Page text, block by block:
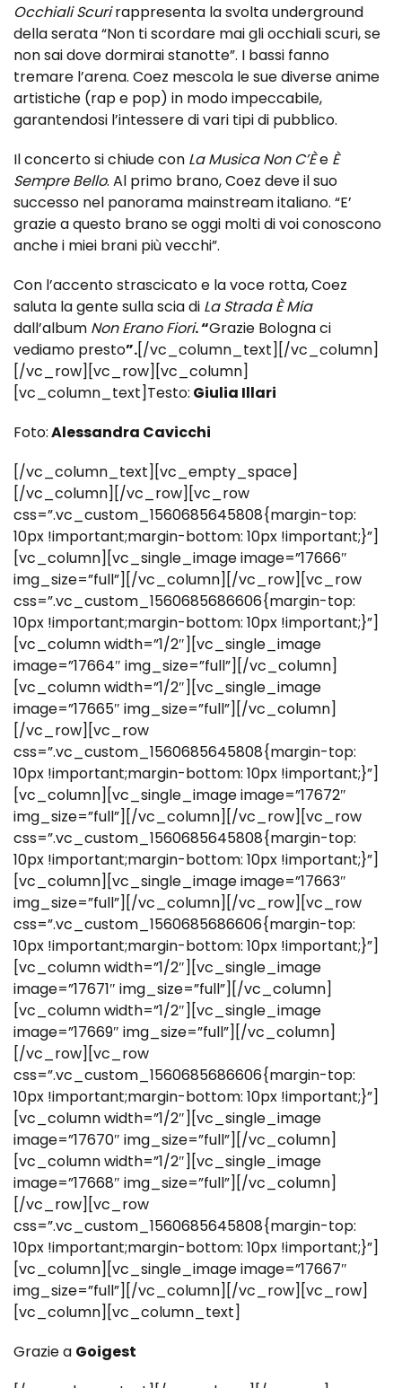
Occhiali Scurirappresenta la svolta underground
della serata “Non ti scordare mai gli occhiali scuri, se
non sai dove dormirai stanotte”. I bassi fanno
tremare l’arena. Coez mescola le sue diverse anime
artistiche (rap e pop) in modo impeccabile,
garantendosi l’intessere di vari tipi di pubblico.
Il concerto si chiude con La Musica Non C’Èe È
Sempre Bello. Al primo brano, Coez deve il suo
successo nel panorama mainstream italiano. “E’
grazie a questo brano se oggi molti di voi conoscono
anche i miei brani più vecchi”.
Con l’accento strascicato e la voce rotta, Coez
saluta la gente sulla scia di La Strada È Mia
dall’album Non Erano Fiori. “Grazie Bologna ci
vediamo presto”.[/vc_column_text][/vc_column]
[/vc_row][vc_row][vc_column]
[vc_column_text]Testo: Giulia Illari
Foto:Alessandra Cavicchi
[/vc_column_text][vc_empty_space]
[/vc_column][/vc_row][vc_row
css=”.vc_custom_1560685645808{margin-top:
10px !important;margin-bottom: 10px !important;}”]
[vc_column][vc_single_image image=”17666″
img_size=”full”][/vc_column][/vc_row][vc_row
css=”.vc_custom_1560685686606{margin-top:
10px !important;margin-bottom: 10px !important;}”]
[vc_column width=”1/2″][vc_single_image
image=”17664″ img_size=”full”][/vc_column]
[vc_column width=”1/2″][vc_single_image
image=”17665″ img_size=”full”][/vc_column]
[/vc_row][vc_row
css=”.vc_custom_1560685645808{margin-top:
10px !important;margin-bottom: 10px !important;}”]
[vc_column][vc_single_image image=”17672″
img_size=”full”][/vc_column][/vc_row][vc_row
css=”.vc_custom_1560685645808{margin-top:
10px !important;margin-bottom: 10px !important;}”]
[vc_column][vc_single_image image=”17663″
img_size=”full”][/vc_column][/vc_row][vc_row
css=”.vc_custom_1560685686606{margin-top:
10px !important;margin-bottom: 10px !important;}”]
[vc_column width=”1/2″][vc_single_image
image=”17671″ img_size=”full”][/vc_column]
[vc_column width=”1/2″][vc_single_image
image=”17669″ img_size=”full”][/vc_column]
[/vc_row][vc_row
css=”.vc_custom_1560685686606{margin-top:
10px !important;margin-bottom: 10px !important;}”]
[vc_column width=”1/2″][vc_single_image
image=”17670″ img_size=”full”][/vc_column]
[vc_column width=”1/2″][vc_single_image
image=”17668″ img_size=”full”][/vc_column]
[/vc_row][vc_row
css=”.vc_custom_1560685645808{margin-top:
10px !important;margin-bottom: 10px !important;}”]
[vc_column][vc_single_image image=”17667″
img_size=”full”][/vc_column][/vc_row][vc_row]
[vc_column][vc_column_text]
Grazie a Goigest